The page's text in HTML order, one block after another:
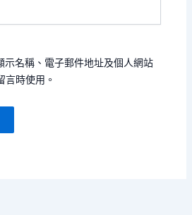
示名稱、電子郵件地址及個人網站
言時使用。